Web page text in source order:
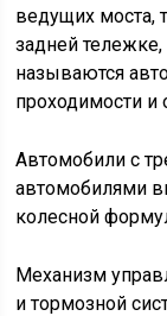
ведущих моста,
задней
называются
проходимости и
Автомобили с
автомобилями
колесной
Механизм
и тормозной